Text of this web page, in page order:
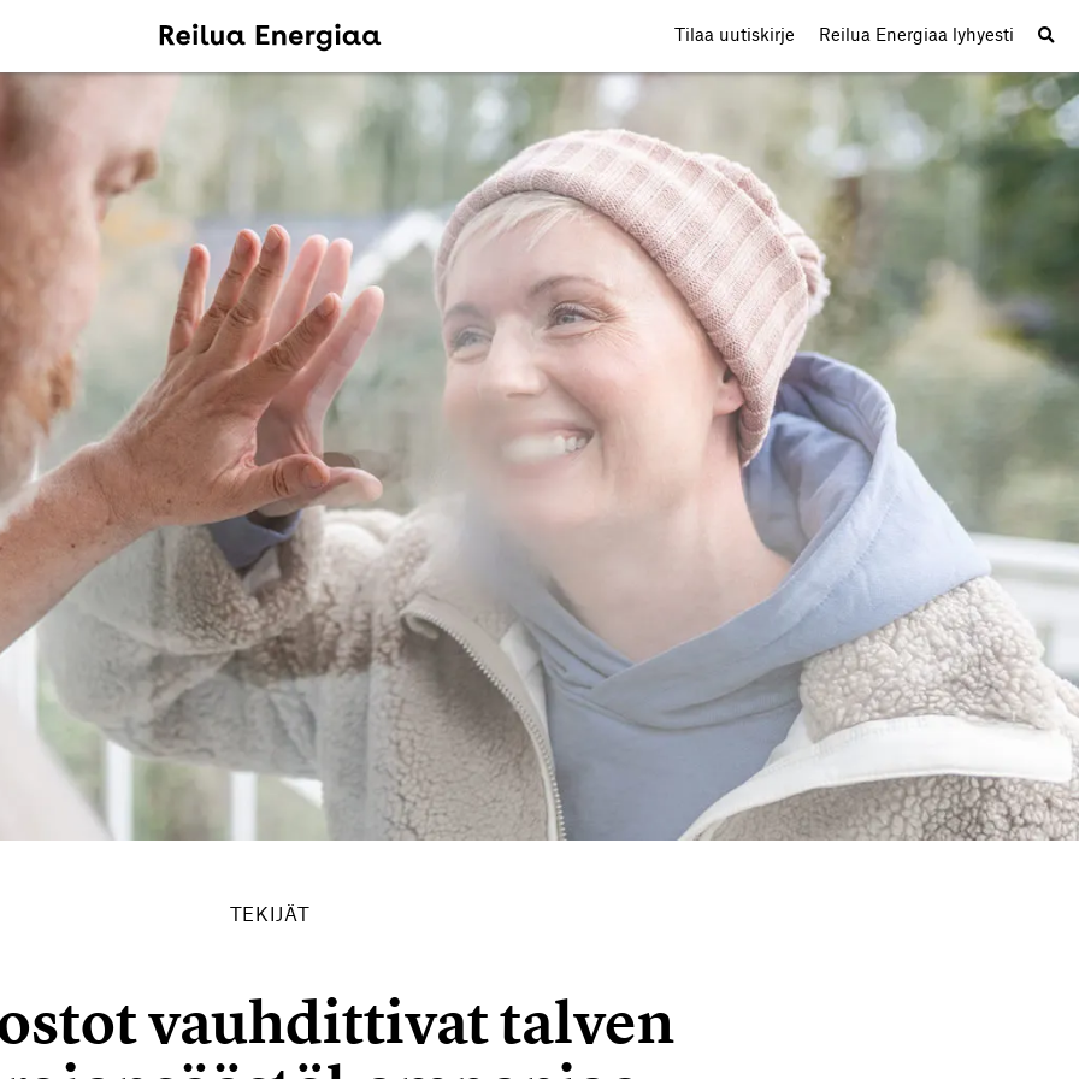
Tilaa uutiskirje Reilua Energiaa lyhyesti
TEKIJÄT
vauhdittivat talven